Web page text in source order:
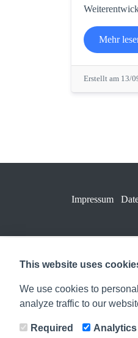
This website uses
We use cookies to
analyze traffic to our
Required Analytics
Mehr
Erstellt am 13/
Impressum